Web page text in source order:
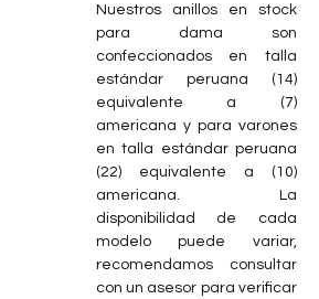
Nuestros anillos en stock
para dama son
confeccionados en talla
estándar peruana (14)
equivalente a (7)
americana y para varones
en talla estándar peruana
(22) equivalente a (10)
americana. La
disponibilidad de cada
modelo puede variar,
recomendamos consultar
con un asesor para verificar